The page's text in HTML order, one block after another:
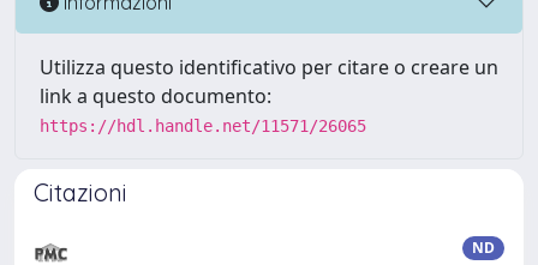
Utilizza questo identificativo per citare o creare un
link a questo documento:
https://hdl.handle.net/11571/26065
Citazioni
ND